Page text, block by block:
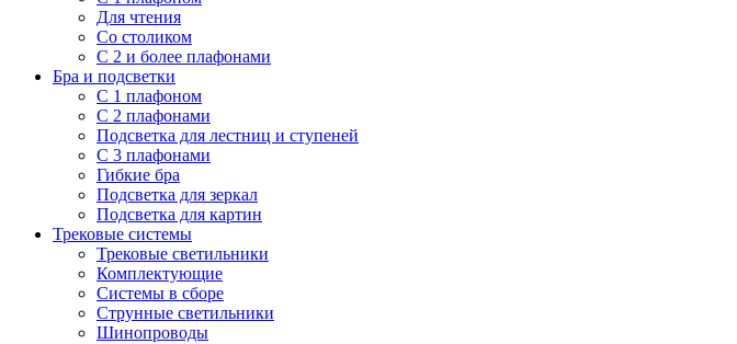
Для чтения
Со столиком
С 2 и более плафонами
Бра и подсветки
С 1 плафоном
С 2 плафонами
Подсветка для лестниц и ступеней
С 3 плафонами
Гибкие бра
Подсветка для зеркал
Подсветка для картин
Трековые системы
Трековые светильники
Комплектующие
Системы в сборе
Струнные светильники
Шинопроводы